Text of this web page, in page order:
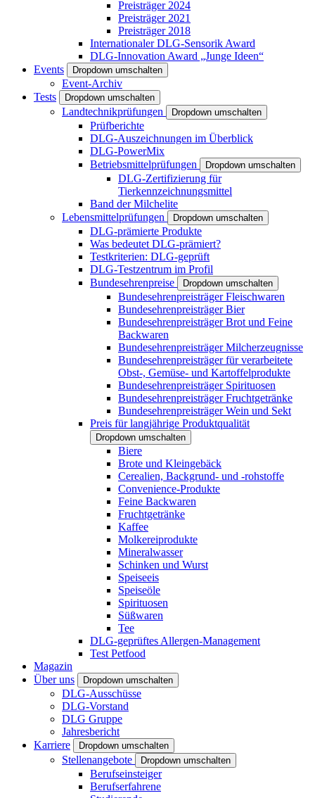
Preisträger 2024
Preisträger 2021
Preisträger 2018
Internationaler DLG-Sensorik Award
DLG-Innovation Award „Junge Ideen“
Events
Dropdown umschalten
Event-Archiv
Tests
Dropdown umschalten
Landtechnikprüfungen Dropdown umschalten
Prüfberichte
DLG-Auszeichnungen im Überblick
DLG-PowerMix
Betriebsmittelprüfungen
Dropdown umschalten
DLG-Zertifizierung für
Tierkennzeichnungsmittel
Band der Milchelite
Lebensmittelprüfungen
Dropdown umschalten
DLG-prämierte Produkte
Was bedeutet DLG-prämiert?
Testkriterien: DLG-geprüft
DLG-Testzentrum im Profil
Bundesehrenpreise
Dropdown umschalten
Bundesehrenpreisträger Fleischwaren
Bundesehrenpreisträger Bier
Bundesehrenpreisträger Brot und Feine
Backwaren
Bundesehrenpreisträger Milcherzeugnisse
Bundesehrenpreisträger für verarbeitete
Obst-, Gemüse- und Kartoffelprodukte
Bundesehrenpreisträger Spirituosen
Bundesehrenpreisträger Fruchtgetränke
Bundesehrenpreisträger Wein und Sekt
Preis für langjährige Produktqualität
Dropdown umschalten
Biere
Brote und Kleingebäck
Cerealien, Backgrund- und -rohstoffe
Convenience-Produkte
Feine Backwaren
Fruchtgetränke
Kaffee
Molkereiprodukte
Mineralwasser
Schinken und Wurst
Speiseeis
Speiseöle
Spirituosen
Süßwaren
Tee
DLG-geprüftes Allergen-Management
Test Petfood
Magazin
Über uns
Dropdown umschalten
DLG-Ausschüsse
DLG-Vorstand
DLG Gruppe
Jahresbericht
Karriere
Dropdown umschalten
Stellenangebote Dropdown umschalten
Berufseinsteiger
Berufserfahrene